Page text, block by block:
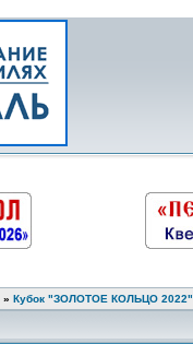
» Кубок "ЗОЛОТОЕ КОЛЬЦО 2022"